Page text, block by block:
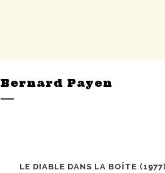
Bernard Payen
LE DIABLE DANS LA BOÎTE